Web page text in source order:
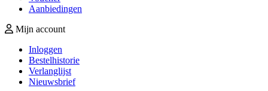
Aanbiedingen
Mijn account
Inloggen
Bestelhistorie
Verlanglijst
Nieuwsbrief